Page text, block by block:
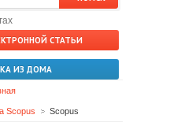
СТАТЬИ
ИЗ ДОМА
Scopus Scopus